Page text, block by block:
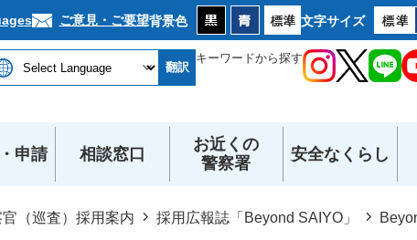
ご意見・ご要望背景色 文字サイズ
翻訳
キーワードから探す
申請 相談窓口
お近くの
警察署
安全なくらし
（巡査）採用案内 採用広報誌「Beyond SAIYO」